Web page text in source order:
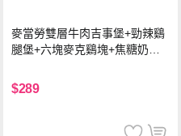
麥當勞雙層牛肉吉事堡+勁辣鷄
腿堡+六塊麥克鷄塊+焦糖奶茶
$289